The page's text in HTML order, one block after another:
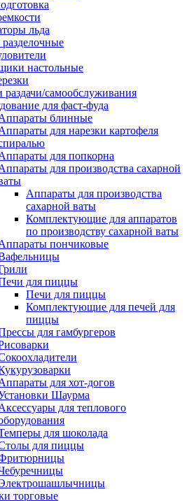
льда
настольные
самообслуживания
для фаст-фуда
блинные
для нарезки картофеля
для попкорна
для производства сахарной
Аппараты для производства
сахарной ваты
Комплектующие для аппаратов
по производству сахарной ваты
пончиковые
для пиццы
Печи для пиццы
Комплектующие для печей для
пиццы
для гамбургеров
для хот-догов
Шаурма
для теплового
для шоколада
для пиццы
торговые